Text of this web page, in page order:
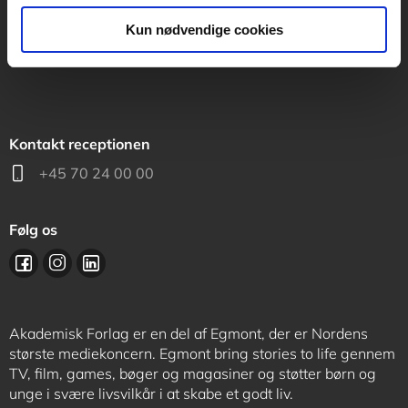
Kun nødvendige cookies
support@akademisk.dk
Kontakt receptionen
+45 70 24 00 00
Følg os
Akademisk Forlag er en del af Egmont, der er Nordens
største mediekoncern. Egmont bring stories to life gennem
TV, film, games, bøger og magasiner og støtter børn og
unge i svære livsvilkår i at skabe et godt liv.